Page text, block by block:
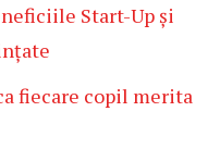
Start-Up și
fiecare copil merita